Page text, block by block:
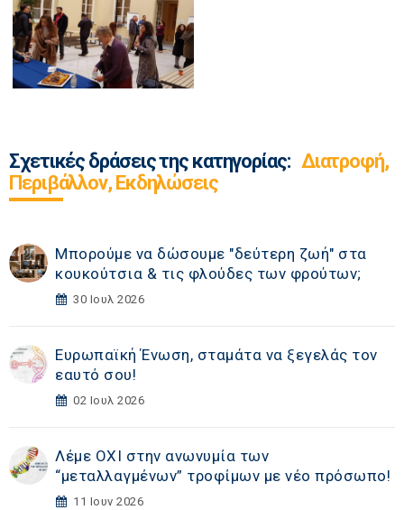
Σχετικές δράσεις της κατηγορίας: Διατροφή,
Περιβάλλον, Εκδηλώσεις
Μπορούμε να δώσουμε "δεύτερη ζωή" στα
κουκούτσια & τις φλούδες των φρούτων;
30 Ιουλ 2026
Ευρωπαϊκή Ένωση, σταμάτα να ξεγελάς τον
εαυτό σου!
02 Ιουλ 2026
Λέμε ΟΧΙ στην ανωνυμία των
“μεταλλαγμένων” τροφίμων με νέο πρόσωπο!
11 Ιουν 2026